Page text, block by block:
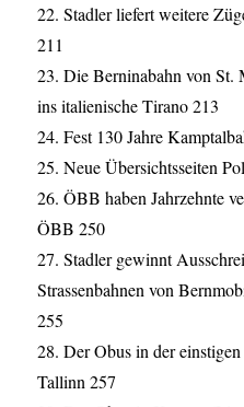
22. Stadler liefert weitere
211
23. Die Berninabahn von St.
ins italienische Tirano 213
24. Fest 130 Jahre
25. Neue Übersichtsseiten
26. ÖBB haben Jahrzehnte
ÖBB 250
27. Stadler gewinnt
Strassenbahnen von
255
28. Der Obus in der
Tallinn 257